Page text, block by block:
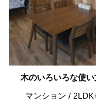
木のいろいろな使い
マンション /